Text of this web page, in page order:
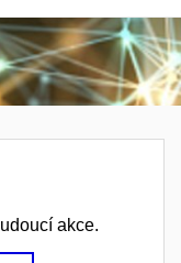
akce.